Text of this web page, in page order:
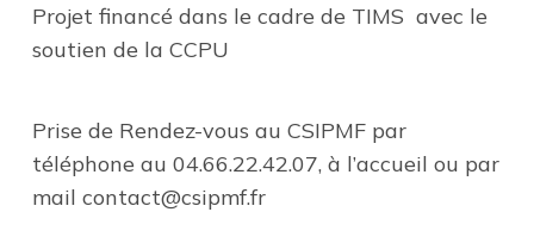
Projet financé dans le cadre de TIMS avec le
soutien de la CCPU
Prise de Rendez-vous au CSIPMF par
téléphone au 04.66.22.42.07, à l’accueil ou par
mail contact@csipmf.fr